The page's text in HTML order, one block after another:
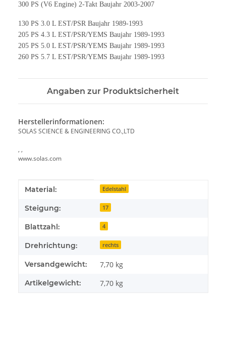
300 PS (V6 Engine) 2-Takt Baujahr 2003-2007
130 PS 3.0 L EST/PSR Baujahr 1989-1993
205 PS 4.3 L EST/PSR/YEMS Baujahr 1989-1993
205 PS 5.0 L EST/PSR/YEMS Baujahr 1989-1993
260 PS 5.7 L EST/PSR/YEMS Baujahr 1989-1993
Angaben zur Produktsicherheit
Herstellerinformationen:
SOLAS SCIENCE & ENGINEERING CO.,LTD
, ,
www.solas.com
Produkteigenschaft
Wert
Material: Edelstahl
Steigung: 17
Blattzahl: 4
Drehrichtung: rechts
Versandgewicht: 7,70 kg
Artikelgewicht: 7,70 kg